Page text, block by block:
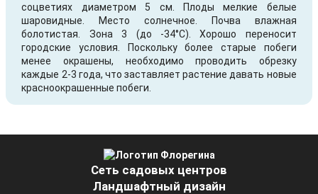
соцветиях диаметром 5 см. Плоды мелкие белые
шаровидные. Место солнечное. Почва влажная
болотистая. Зона 3 (до -34°С). Хорошо переносит
городские условия. Поскольку более старые побеги
менее окрашены, необходимо проводить обрезку
каждые 2-3 года, что заставляет растение давать новые
красноокрашенные побеги.
Сеть садовых центров
Ландшафтный дизайн